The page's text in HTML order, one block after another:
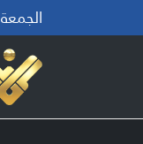
الجمعة